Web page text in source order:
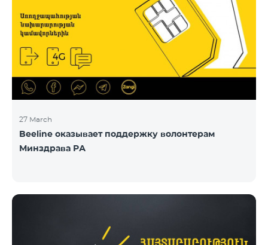
27 March
Beeline оказывает поддержку волонтерам
Минздрава РА